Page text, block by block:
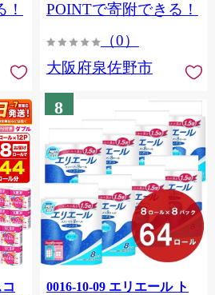
POINTで寄附できる！
（0）
大阪府泉佐野市
8
0016-10-09 エリエール ト